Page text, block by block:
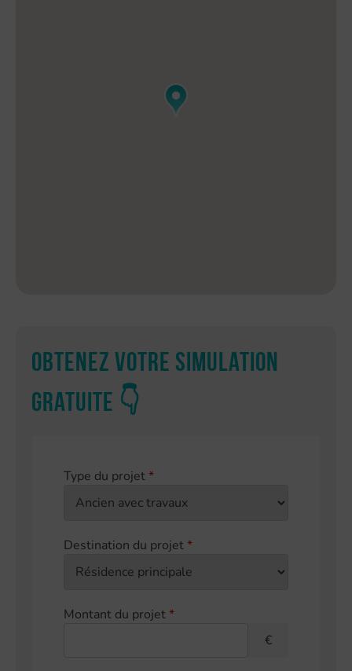
Obtenez votre simulation
gratuite 👇
Type du projet*
Destination du projet*
Montant du projet*
€